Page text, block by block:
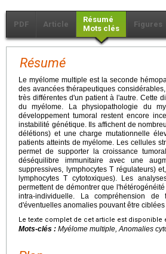
PDF Article
Résumé
Mots clés
Figures
Résumé
Le myélome multiple est la seconde
des avancées thérapeutiques
très différentes d'un patient à l'autre. Cette
du myélome. La physiopathologie du
développement tumoral restent encore
instabilité génétique. Ils affichent de
délétions) et une charge mutationnelle
patients atteints de myélome. Les cellules
permet de supporter la croissance
déséquilibre immunitaire avec une
suppressives, lymphocytes T régulateurs)
lymphocytes T cytotoxiques). Les
permettent de démontrer que
intra-individuelle. La compréhension
d'éventuelles anomalies pouvant être
Le texte complet de cet article est disponible
Mots-clés : Myélome multiple, Anomalies